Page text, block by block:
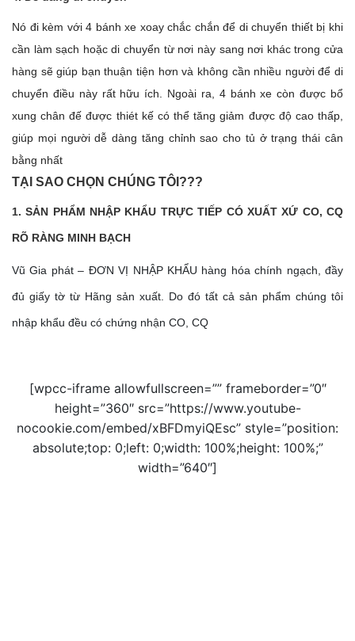
Nó đi kèm với 4 bánh xe xoay chắc chắn để di chuyển thiết bị khi
cần làm sạch hoặc di chuyển từ nơi này sang nơi khác trong cửa
hàng sẽ giúp bạn thuận tiện hơn và không cần nhiều người để di
chuyển điều này rất hữu ích. Ngoài ra, 4 bánh xe còn được bổ
xung chân đế được thiét kế có thể tăng giảm được độ cao thấp,
giúp mọi người dễ dàng tăng chỉnh sao cho tủ ở trạng thái cân
bằng nhất
TẠI SAO CHỌN CHÚNG TÔI???
1. SẢN PHẨM NHẬP KHẨU TRỰC TIẾP CÓ XUẤT XỨ CO, CQ
RÕ RÀNG MINH BẠCH
Vũ Gia phát – ĐƠN VỊ NHẬP KHẨU hàng hóa chính ngạch, đầy
đủ giấy tờ từ Hãng sản xuất. Do đó tất cả sản phẩm chúng tôi
nhập khẩu đều có chứng nhận CO, CQ
[wpcc-iframe allowfullscreen=”” frameborder=”0″
height=”360″ src=”https://www.youtube-
nocookie.com/embed/xBFDmyiQEsc” style=”position:
absolute;top: 0;left: 0;width: 100%;height: 100%;”
width=”640″]